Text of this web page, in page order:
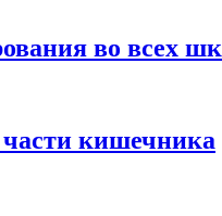
во всех
части кишечника